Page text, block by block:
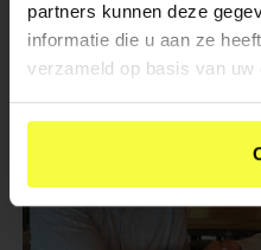
partners kunnen deze
informatie die u aan ze
verzameld op basis van
ANDERE